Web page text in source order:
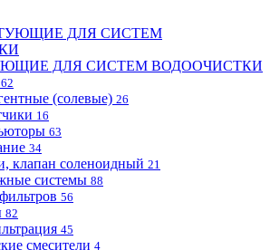
ДЛЯ СИСТЕМ ВОДООЧИСТКИ
62
(солевые) 26
16
63
34
клапан соленоидный 21
системы 88
56
82
45
смесители 4